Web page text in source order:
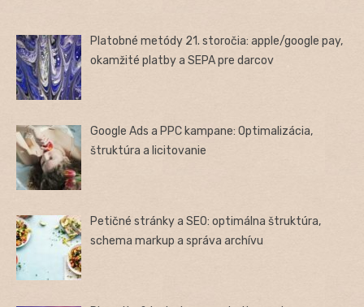
Platobné metódy 21. storočia: apple/google pay,
okamžité platby a SEPA pre darcov
Google Ads a PPC kampane: Optimalizácia,
štruktúra a licitovanie
Petičné stránky a SEO: optimálna štruktúra,
schema markup a správa archívu